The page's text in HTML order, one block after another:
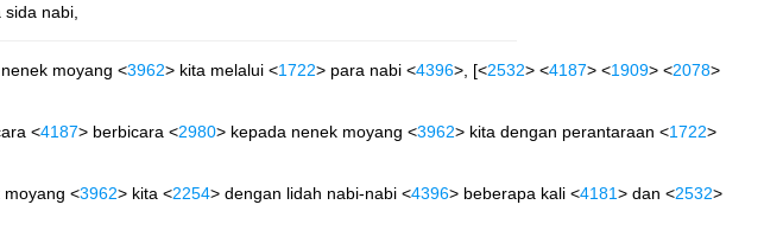
nabi,
moyang <3962> kita melalui <1722> para nabi <4396>, [<2532> <4187> <1909> <2078>
<4187> berbicara <2980> kepada nenek moyang <3962> kita dengan perantaraan <1722>
moyang <3962> kita <2254> dengan lidah nabi-nabi <4396> beberapa kali <4181> dan <2532>